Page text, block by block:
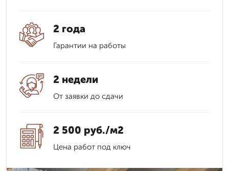
2 года
Гарантии на работы
2 недели
От заявки до сдачи
2 500 руб./м2
Цена работ под ключ